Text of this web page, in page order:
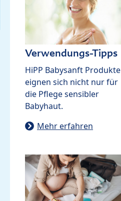
Verwendungs-Tipps
HiPP Babysanft Produkte
eignen sich nicht nur für
die Pflege sensibler
Babyhaut.
Mehr erfahren